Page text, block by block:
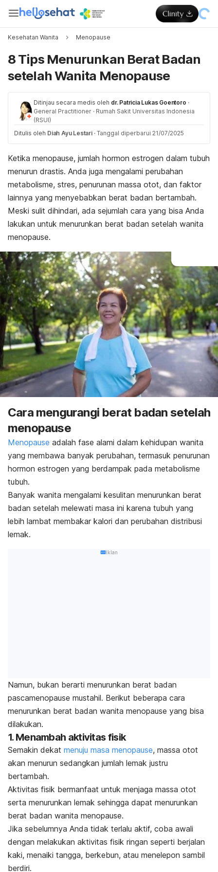
Kesehatan Wanita Menopause
8 Tips Menurunkan Berat Badan
setelah Wanita Menopause
Ditinjau secara medis oleh dr. Patricia Lukas Goentoro ·
General Practitioner · Rumah Sakit Universitas Indonesia
(RSUI)
Ditulis oleh Diah Ayu Lestari · Tanggal diperbarui 21/07/2025
Ketika menopause, jumlah hormon estrogen dalam tubuh
menurun drastis. Anda juga mengalami perubahan
metabolisme, stres, penurunan massa otot, dan faktor
lainnya yang menyebabkan berat badan bertambah.
Meski sulit dihindari, ada sejumlah cara yang bisa Anda
lakukan untuk menurunkan berat badan setelah wanita
menopause.
Cara mengurangi berat badan setelah
menopause
Menopause adalah fase alami dalam kehidupan wanita
yang membawa banyak perubahan, termasuk penurunan
hormon estrogen yang berdampak pada metabolisme
tubuh.
Banyak wanita mengalami kesulitan menurunkan berat
badan setelah melewati masa ini karena tubuh yang
lebih lambat membakar kalori dan perubahan distribusi
lemak.
Iklan
Namun, bukan berarti menurunkan berat badan
pascamenopause mustahil. Berikut beberapa cara
menurunkan berat badan wanita menopause yang bisa
dilakukan.
1. Menambah aktivitas fisik
Semakin dekat menuju masa menopause, massa otot
akan menurun sedangkan jumlah lemak justru
bertambah.
Aktivitas fisik bermanfaat untuk menjaga massa otot
serta menurunkan lemak sehingga dapat menurunkan
berat badan wanita menopause.
Jika sebelumnya Anda tidak terlalu aktif, coba awali
dengan melakukan aktivitas fisik ringan seperti berjalan
kaki, menaiki tangga, berkebun, atau menelepon sambil
berdiri.